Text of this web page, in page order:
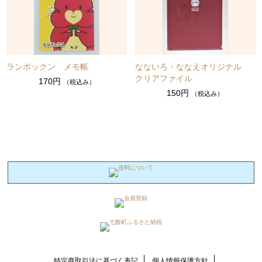
ランポックン メモ帳
170円
（税込み）
なないろ・ななえオリジナル
クリアファイル
150円
（税込み）